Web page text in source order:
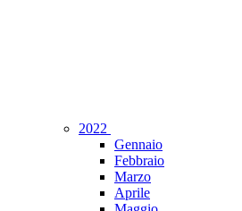
2022
Gennaio
Febbraio
Marzo
Aprile